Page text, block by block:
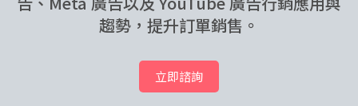
趨勢，提升訂單銷售。
立即諮詢